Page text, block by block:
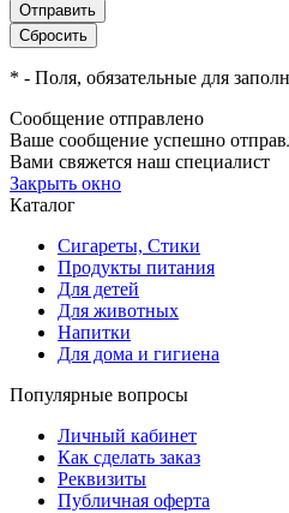
* - Поля, обязательные для
Сообщение отправлено
Ваше сообщение успешно
Вами свяжется наш специалист
Закрыть окно
Каталог
Сигареты, Стики
Продукты питания
Для детей
Для животных
Напитки
Для дома и гигиена
Популярные вопросы
Личный кабинет
Как сделать заказ
Реквизиты
Публичная оферта